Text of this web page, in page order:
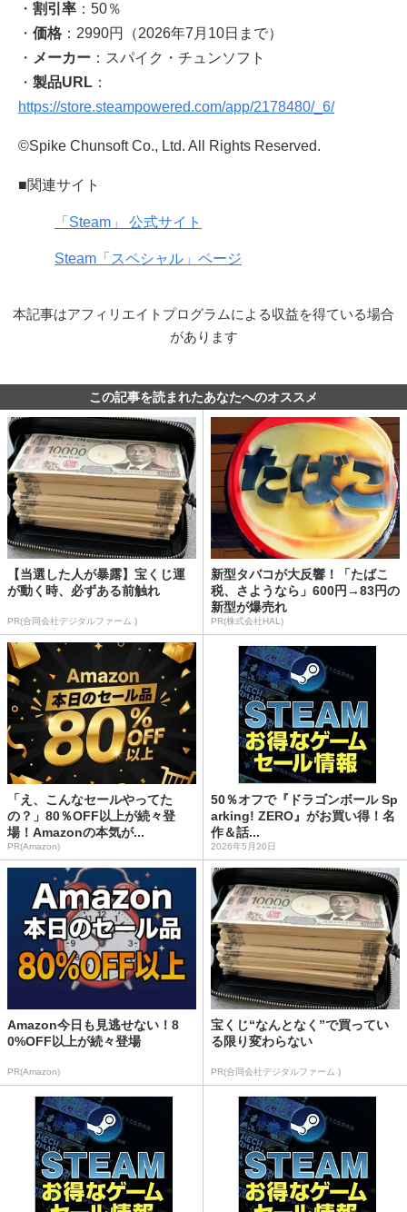
・ 割引率 ：50％
・ 価格 ：2990円（2026年7月10日まで）
・ メーカー ：スパイク・チュンソフト
・ 製品URL ：
https://store.steampowered.com/app/2178480/_6/
©Spike Chunsoft Co., Ltd. All Rights Reserved.
■関連サイト
「Steam」 公式サイト
Steam「スペシャル」ページ
本記事はアフィリエイトプログラムによる収益を得ている場合
があります
この記事を読まれたあなたへのオススメ
【当選した人が暴露】宝くじ運
が動く時、必ずある前触れ
PR(合同会社デジタルファーム )
新型タバコが大反響！「たばこ
税、さようなら」600円→83円の
新型が爆売れ
PR(株式会社HAL)
「え、こんなセールやってた
の？」80％OFF以上が続々登
場！Amazonの本気が...
PR(Amazon)
50％オフで『ドラゴンボール Sp
arking! ZERO』がお買い得！名
作＆話...
2026年5月20日
Amazon今日も見逃せない！8
0%OFF以上が続々登場
PR(Amazon)
宝くじ“なんとなく”で買ってい
る限り変わらない
PR(合同会社デジタルファーム )